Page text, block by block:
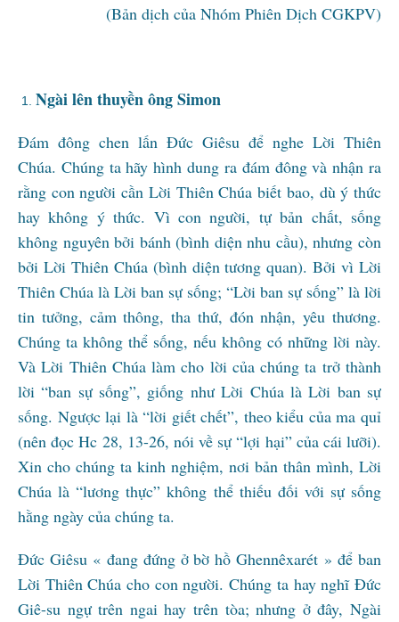
(Bản dịch của Nhóm Phiên Dịch CGKPV)
Ngài lên thuyền ông Simon
Đám đông chen lấn Đức Giêsu để nghe Lời Thiên
Chúa. Chúng ta hãy hình dung ra đám đông và nhận ra
rằng con người cần Lời Thiên Chúa biết bao, dù ý thức
hay không ý thức. Vì con người, tự bản chất, sống
không nguyên bởi bánh (bình diện nhu cầu), nhưng còn
bởi Lời Thiên Chúa (bình diện tương quan). Bởi vì Lời
Thiên Chúa là Lời ban sự sống; “Lời ban sự sống” là lời
tin tưởng, cảm thông, tha thứ, đón nhận, yêu thương.
Chúng ta không thể sống, nếu không có những lời này.
Và Lời Thiên Chúa làm cho lời của chúng ta trở thành
lời “ban sự sống”, giống như Lời Chúa là Lời ban sự
sống. Ngược lại là “lời giết chết”, theo kiểu của ma quỉ
(nên đọc Hc 28, 13-26, nói về sự “lợi hại” của cái lưỡi).
Xin cho chúng ta kinh nghiệm, nơi bản thân mình, Lời
Chúa là “lương thực” không thể thiếu đối với sự sống
hằng ngày của chúng ta.
Đức Giêsu « đang đứng ở bờ hồ Ghennêxarét » để ban
Lời Thiên Chúa cho con người. Chúng ta hay nghĩ Đức
Giê-su ngự trên ngai hay trên tòa; nhưng ở đây, Ngài